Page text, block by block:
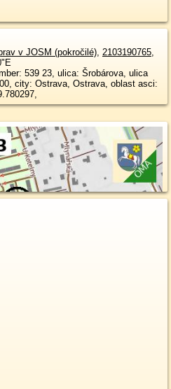
v JOSM (pokročilé), 2103190765,
539 23, ulica: Šrobárova, ulica
Ostrava, oblast asci: